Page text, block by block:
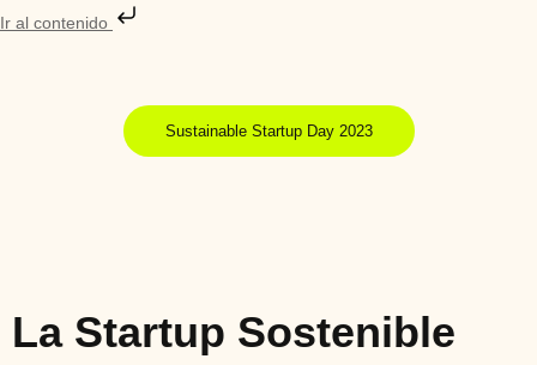
Ir al contenido
Sustainable Startup Day 2023
La Startup Sostenible